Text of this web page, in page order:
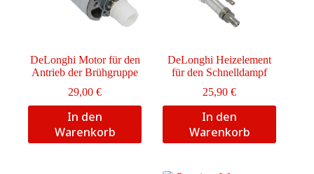
DeLonghi Motor für den
Antrieb der Brühgruppe
29,00€
In den
Warenkorb
DeLonghi Heizelement
für den Schnelldampf
25,90€
In den
Warenkorb